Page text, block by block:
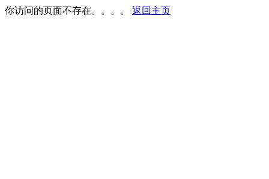
你访问的页面不存在。。。。 返回主页